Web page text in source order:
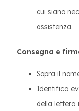
cui siano
assistenza.
Consegna e
Sopra il
Identifica
della lettera